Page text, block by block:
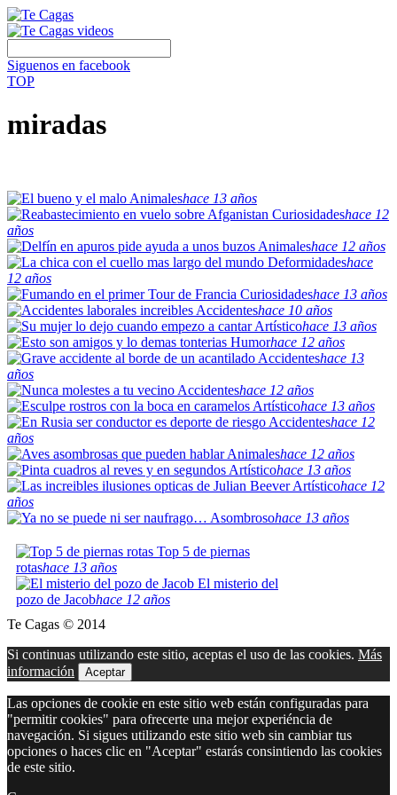
Siguenos en facebook
TOP
miradas
Animaleshace 13 años
Curiosidadeshace 12
años
Animaleshace 12 años
Deformidadeshace
12 años
Curiosidadeshace 13 años
Accidenteshace 10 años
Artísticohace 13 años
Humorhace 12 años
Accidenteshace 13
años
Accidenteshace 12 años
Artísticohace 13 años
Accidenteshace 12
años
Animaleshace 12 años
Artísticohace 13 años
Artísticohace 12
años
Asombrosohace 13 años
Top 5 de piernas
rotashace 13 años
El misterio del
pozo de Jacobhace 12 años
Te Cagas © 2014
Si continuas utilizando este sitio, aceptas el uso de las cookies. Más
información
Aceptar
Las opciones de cookie en este sitio web están configuradas para
"permitir cookies" para ofrecerte una mejor experiéncia de
navegación. Si sigues utilizando este sitio web sin cambiar tus
opciones o haces clic en "Aceptar" estarás consintiendo las cookies
de este sitio.